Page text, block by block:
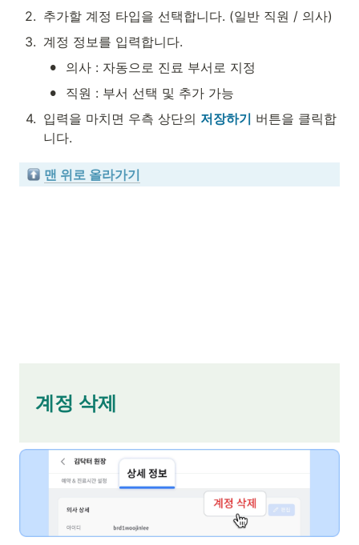
2. 추가할 계정 타입을 선택합니다. (일반 직원 / 의사)
3. 계정 정보를 입력합니다.
• 의사 : 자동으로 진료 부서로 지정
•
직원 : 부서 선택 및 추가 가능
4. 입력을 마치면 우측 상단의 저장하기 버튼을 클릭합
니다.
맨 위로 올라가기